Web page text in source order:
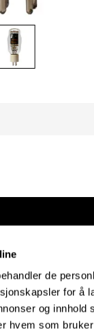
de
for å
og
hvem som